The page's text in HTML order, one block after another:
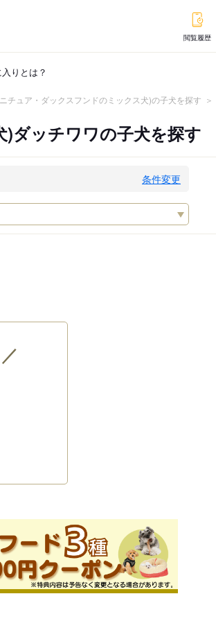
閲覧履歴
りとは？
チュア・ダックスフンドのミックス犬)の子犬を探す
ダッチワワの子犬を探す
条件変更